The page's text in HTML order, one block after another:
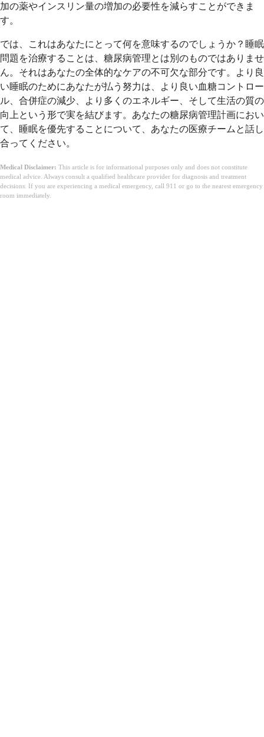
加の薬やインスリン量の増加の必要性を減らすことができま
す。
では、これはあなたにとって何を意味するのでしょうか？睡眠
問題を治療することは、糖尿病管理とは別のものではありませ
ん。それはあなたの全体的なケアの不可欠な部分です。より良
い睡眠のためにあなたが払う努力は、より良い血糖コントロー
ル、合併症の減少、より多くのエネルギー、そして生活の質の
向上という形で実を結びます。あなたの糖尿病管理計画におい
て、睡眠を優先することについて、あなたの医療チームと話し
合ってください。
Medical Disclaimer: This article is for informational purposes only and does not constitute
medical advice. Always consult a qualified healthcare provider for diagnosis and treatment
decisions. If you are experiencing a medical emergency, call 911 or go to the nearest emergency
room immediately.